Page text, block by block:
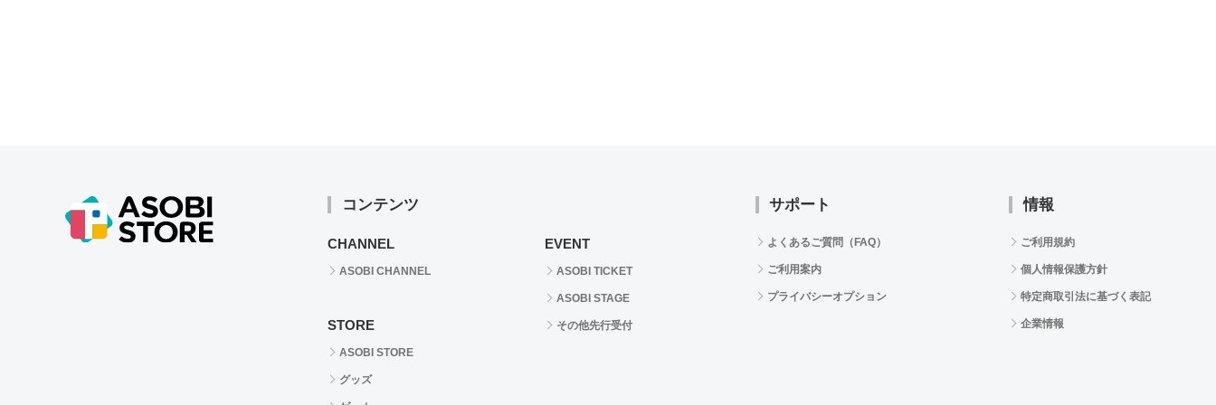
コンテンツ
CHANNEL
ASOBI CHANNEL
STORE
ASOBI STORE
グッズ
EVENT
ASOBI TICKET
ASOBI STAGE
その他先行受付
サポート
よくあるご質問（FAQ）
ご利用案内
プライバシーオプション
情報
ご利用規約
個人情報保護方針
特定商取引法に基づく表記
企業情報